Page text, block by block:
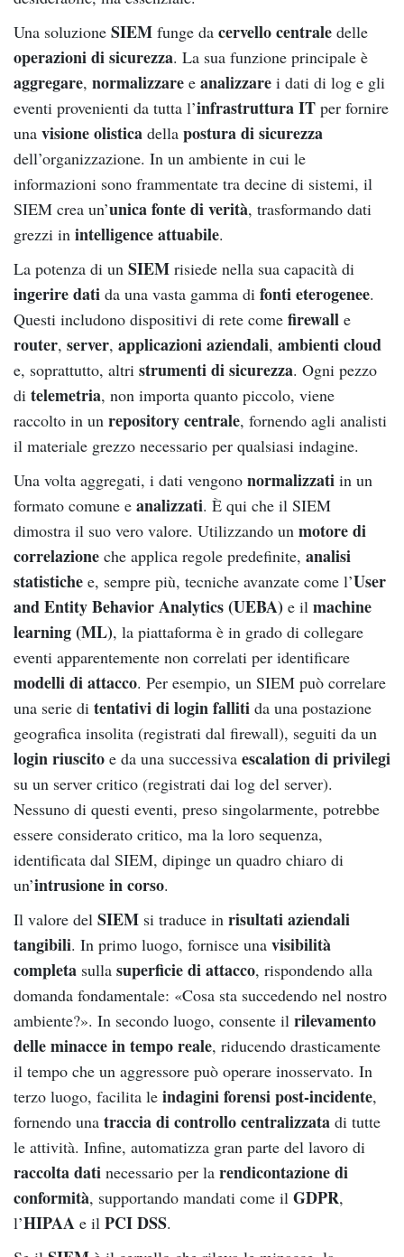
Una soluzione SIEM funge da cervello centrale delle
operazioni di sicurezza. La sua funzione principale è
aggregare, normalizzare e analizzare i dati di log e gli
eventi provenienti da tutta l’infrastruttura IT per fornire
una visione olistica della postura di sicurezza
dell’organizzazione. In un ambiente in cui le
informazioni sono frammentate tra decine di sistemi, il
SIEM crea un’unica fonte di verità, trasformando dati
grezzi in intelligence attuabile.
La potenza di un SIEM risiede nella sua capacità di
ingerire dati da una vasta gamma di fonti eterogenee.
Questi includono dispositivi di rete come firewall e
router, server, applicazioni aziendali, ambienti cloud
e, soprattutto, altri strumenti di sicurezza. Ogni pezzo
di telemetria, non importa quanto piccolo, viene
raccolto in un repository centrale, fornendo agli analisti
il materiale grezzo necessario per qualsiasi indagine.
Una volta aggregati, i dati vengono normalizzati in un
formato comune e analizzati. È qui che il SIEM
dimostra il suo vero valore. Utilizzando un motore di
correlazione che applica regole predefinite, analisi
statistiche e, sempre più, tecniche avanzate come l’User
and Entity Behavior Analytics (UEBA) e il machine
learning (ML), la piattaforma è in grado di collegare
eventi apparentemente non correlati per identificare
modelli di attacco. Per esempio, un SIEM può correlare
una serie di tentativi di login falliti da una postazione
geografica insolita (registrati dal firewall), seguiti da un
login riuscito e da una successiva escalation di privilegi
su un server critico (registrati dai log del server).
Nessuno di questi eventi, preso singolarmente, potrebbe
essere considerato critico, ma la loro sequenza,
identificata dal SIEM, dipinge un quadro chiaro di
un’intrusione in corso.
Il valore del SIEM si traduce in risultati aziendali
tangibili. In primo luogo, fornisce una visibilità
completa sulla superficie di attacco, rispondendo alla
domanda fondamentale: «Cosa sta succedendo nel nostro
ambiente?». In secondo luogo, consente il rilevamento
delle minacce in tempo reale, riducendo drasticamente
il tempo che un aggressore può operare inosservato. In
terzo luogo, facilita le indagini forensi post-incidente,
fornendo una traccia di controllo centralizzata di tutte
le attività. Infine, automatizza gran parte del lavoro di
raccolta dati necessario per la rendicontazione di
conformità, supportando mandati come il GDPR,
l’HIPAA e il PCI DSS.